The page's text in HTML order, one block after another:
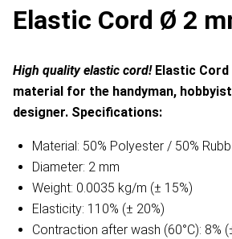
Elastic Cord Ø 2
High quality elastic cord! Elastic Cord
material for the handyman,
designer. Specifications:
Material: 50% Polyester / 50%
Diameter: 2 mm
Weight: 0.0035 kg/m (± 15%)
Elasticity: 110% (± 20%)
Contraction after wash (60°C): 8%